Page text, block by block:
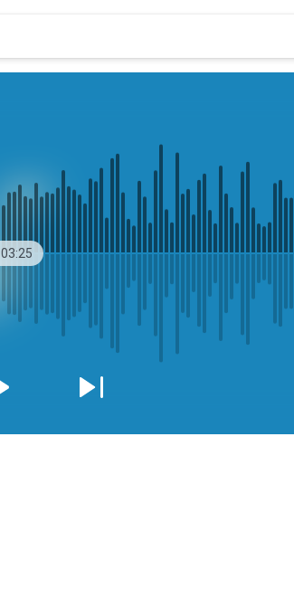
03:25